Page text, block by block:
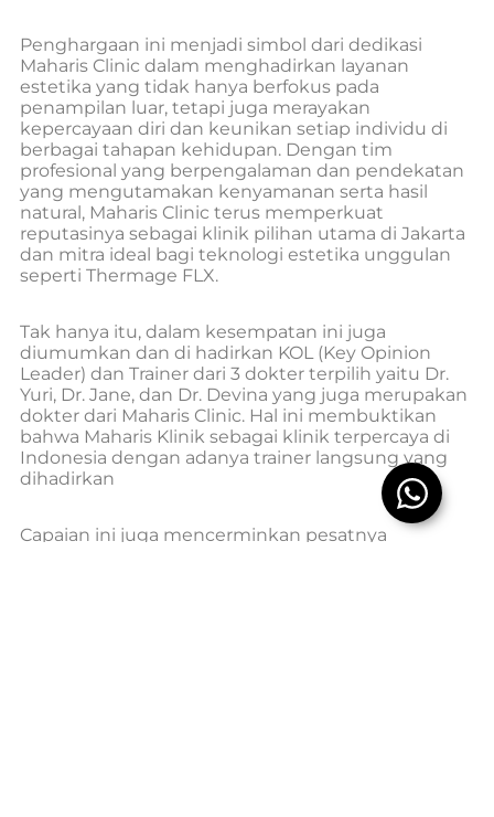
Penghargaan ini menjadi simbol dari dedikasi
Maharis Clinic dalam menghadirkan layanan
estetika yang tidak hanya berfokus pada
penampilan luar, tetapi juga merayakan
kepercayaan diri dan keunikan setiap individu di
berbagai tahapan kehidupan. Dengan tim
profesional yang berpengalaman dan pendekatan
yang mengutamakan kenyamanan serta hasil
natural, Maharis Clinic terus memperkuat
reputasinya sebagai klinik pilihan utama di Jakarta
dan mitra ideal bagi teknologi estetika unggulan
seperti Thermage FLX.
Tak hanya itu, dalam kesempatan ini juga
diumumkan dan di hadirkan KOL (Key Opinion
Leader) dan Trainer dari 3 dokter terpilih yaitu Dr.
Yuri, Dr. Jane, dan Dr. Devina yang juga merupakan
dokter dari Maharis Clinic. Hal ini membuktikan
bahwa Maharis Klinik sebagai klinik terpercaya di
Indonesia dengan adanya trainer langsung yang
dihadirkan
Capaian ini juga mencerminkan pesatnya